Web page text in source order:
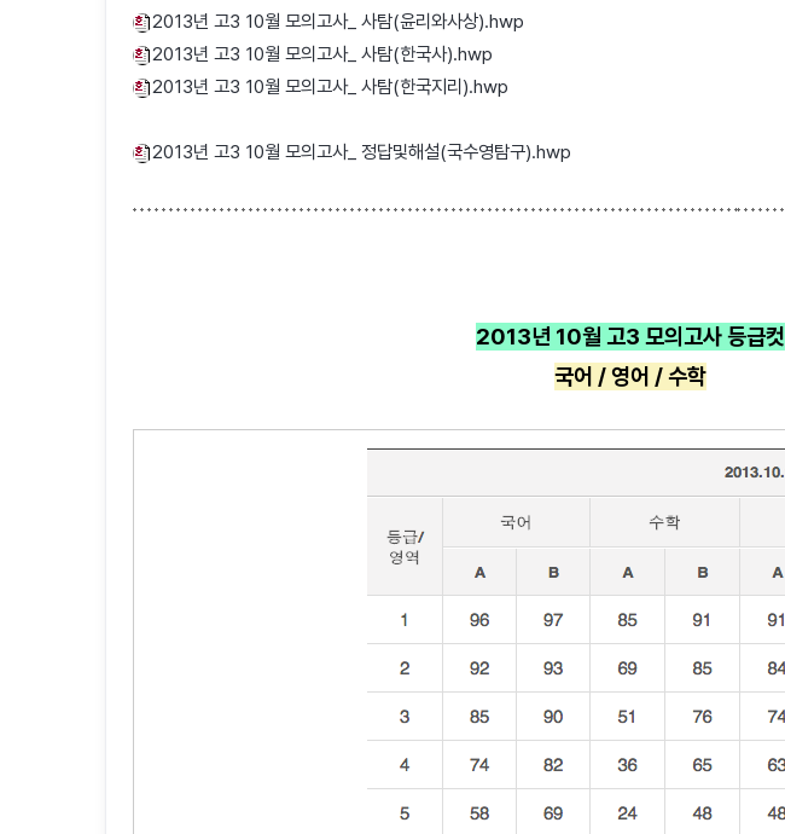
2013년 고3 10월 모의고사_ 사탐(윤리와사상).hwp
2013년 고3 10월 모의고사_ 사탐(한국사).hwp
2013년 고3 10월 모의고사_ 사탐(한국지리).hwp
2013년 고3 10월 모의고사_ 정답및해설(국수영탐구).hwp
2013년 10월 고3 모의고사 등급컷
국어 /영어 /수학